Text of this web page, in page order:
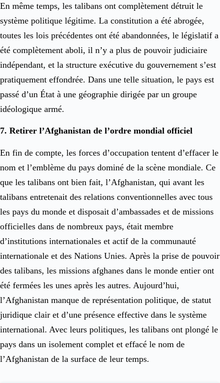
En même temps, les talibans ont complètement détruit le
système politique légitime. La constitution a été abrogée,
toutes les lois précédentes ont été abandonnées, le législatif a
été complètement aboli, il n’y a plus de pouvoir judiciaire
indépendant, et la structure exécutive du gouvernement s’est
pratiquement effondrée. Dans une telle situation, le pays est
passé d’un État à une géographie dirigée par un groupe
idéologique armé.
7. Retirer l’Afghanistan de l’ordre mondial officiel
En fin de compte, les forces d’occupation tentent d’effacer le
nom et l’emblème du pays dominé de la scène mondiale. Ce
que les talibans ont bien fait, l’Afghanistan, qui avant les
talibans entretenait des relations conventionnelles avec tous
les pays du monde et disposait d’ambassades et de missions
officielles dans de nombreux pays, était membre
d’institutions internationales et actif de la communauté
internationale et des Nations Unies. Après la prise de pouvoir
des talibans, les missions afghanes dans le monde entier ont
été fermées les unes après les autres. Aujourd’hui,
l’Afghanistan manque de représentation politique, de statut
juridique clair et d’une présence effective dans le système
international. Avec leurs politiques, les talibans ont plongé le
pays dans un isolement complet et effacé le nom de
l’Afghanistan de la surface de leur temps.